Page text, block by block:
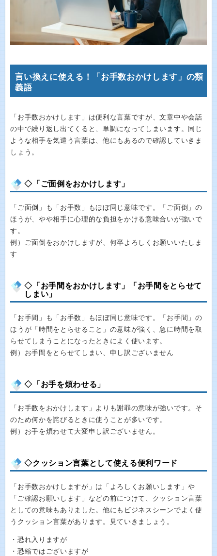
言い換えに使える！「お手数おかけします」の類
義語
「お手数おかけします」は便利な言葉ですが、文章中や会話
の中で繰り返し出てくると、単調になってしまいます。同じ
ような相手を気遣う言葉は、他にもあるので確認していきま
しょう。
◇「ご面倒をおかけします」
「ご面倒」も「お手数」もほぼ同じ意味です。「ご面倒」の
ほうが、やや相手に心理的な負担をかける意味合いが強いで
す。
例）ご面倒をおかけしますが、何卒よろしくお願いいたしま
す
◇「お手間をおかけします」「お手間をとらせて
しまい」
「お手間」も「お手数」もほぼ同じ意味です。「お手間」の
ほうが「時間をとらせること」の意味が強く、急に時間を取
らせてしまうことになったときによく使います。
例）お手間をとらせてしまい、申し訳ございません
◇「お手を煩わせる」
「お手数をおかけします」よりも謝罪の意味が強いです。そ
のため何かを詫びるときに使うことが多いです。
例）お手を煩わせて大変申し訳ございません。
◇クッション言葉として使える便利ワード
「お手数おかけしますが」は「よろしくお願いします」や
「ご確認お願いします」などの前につけて、クッション言葉
としての意味もありました。他にもビジネスシーンでよく使
うクッション言葉があります。見ていきましょう。
・恐れ入りますが
・恐縮ではございますが